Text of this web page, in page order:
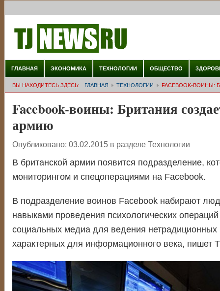
ГЛАВНАЯ ЭКОНОМИКА ТЕХНОЛОГИИ ОБЩЕСТВО
ВЫ НАХОДИТЕСЬ ЗДЕСЬ: ГЛАВНАЯ ТЕХНОЛОГИИ FACEBOOK-
Facebook-воины: Британия
армию
Опубликовано: 03.02.2015 в разделе Технологии
В британской армии появится подразделение,
мониторингом и спецоперациями на Facebook.
В подразделение воинов Facebook набирают
навыками проведения психологических
социальных медиа для ведения нетрадиционных
характерных для информационного века, пишет